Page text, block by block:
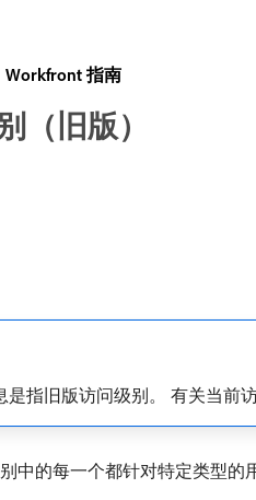
Workfront 指南
（旧版）
是指旧版访问级别。 有关当前
中的每一个都针对特定类型的